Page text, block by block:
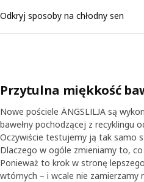
Odkryj sposoby na chłodny sen
Przytulna miękkość
Nowe pościele ÄNGSLILJA są
bawełny pochodzącej z recyklingu
Oczywiście testujemy ją tak samo
Dlaczego w ogóle zmieniamy to,
Ponieważ to krok w stronę
wtórnych – i wcale nie zamierzamy
Wstrzymaj wideo
transkrypcję